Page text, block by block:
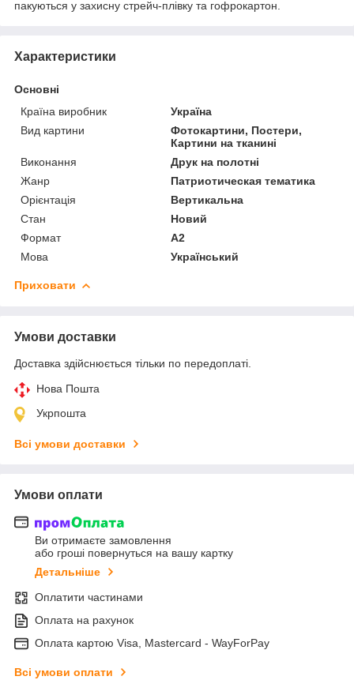
пакуються у захисну стрейч-плівку та гофрокартон.
Характеристики
Основні
Країна виробник
Україна
Вид картини
Фотокартини, Постери,
Картини на тканині
Виконання
Друк на полотні
Жанр
Патриотическая тематика
Орієнтація
Вертикальна
Стан
Новий
Формат
A2
Мова
Український
Приховати
Умови доставки
Доставка здійснюється тільки по передоплаті.
Нова Пошта
Укрпошта
Всі умови доставки
Умови оплати
Ви отримаєте замовлення
або гроші повернуться на вашу картку
Детальніше
Оплатити частинами
Оплата на рахунок
Оплата картою Visa, Mastercard - WayForPay
Всі умови оплати